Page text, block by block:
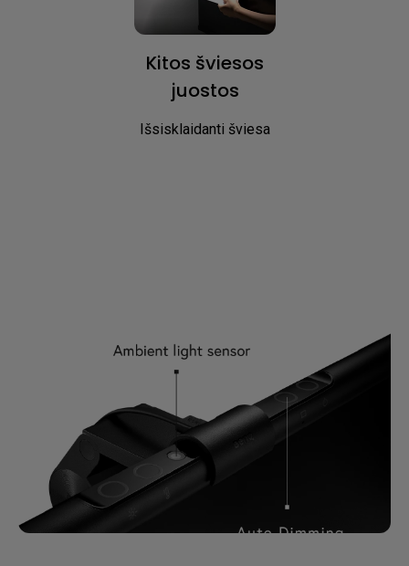
Kitos šviesos
juostos
Išsisklaidanti šviesa